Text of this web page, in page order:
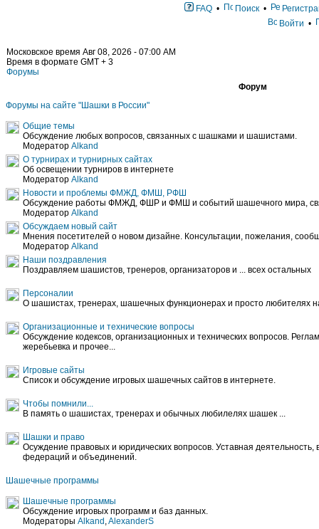
FAQ• Поиск•
Войти •
Московское время Авг 08, 2026 - 07:00 AM
Время в формате GMT + 3
Форумы
Форум
Форумы на сайте "Шашки в России"
Общие темы
Обсуждение любых вопросов, связанных с шашками и шашистами.
Модератор Alkand
О турнирах и турнирных сайтах
Об освещении турниров в интернете
Модератор Alkand
Новости и проблемы ФМЖД, ФМШ, РФШ
Обсуждение работы ФМЖД, ФШР и ФМШ и событий шашечного мира,
Модератор Alkand
Обсуждаем новый сайт
Мнения посетителей о новом дизайне. Консультации, пожелания,
Модератор Alkand
Наши поздравления
Поздравляем шашистов, тренеров, организаторов и ... всех остальных
Персоналии
О шашистах, тренерах, шашечных функционерах и просто любителях
Организационные и технические вопросы
Обсуждение кодексов, организационных и технических вопросов.
жеребьевка и прочее...
Игровые сайты
Список и обсуждение игровых шашечных сайтов в интернете.
Чтобы помнили...
В память о шашистах, тренерах и обычных любилелях шашек ...
Шашки и право
Осуждение правовых и юридических вопросов. Уставная
федераций и объединений.
Шашечные программы
Шашечные программы
Обсуждение игровых программ и баз данных.
Модераторы Alkand ,AlexanderS